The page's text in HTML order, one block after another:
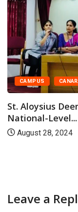
CAMPUS
St. Aloysius
National-Level...
August 28, 2024
Leave a